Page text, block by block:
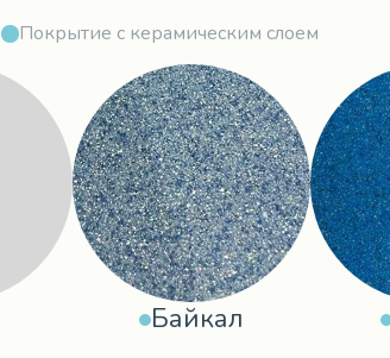
Покрытие с керамическим слоем
Байкал